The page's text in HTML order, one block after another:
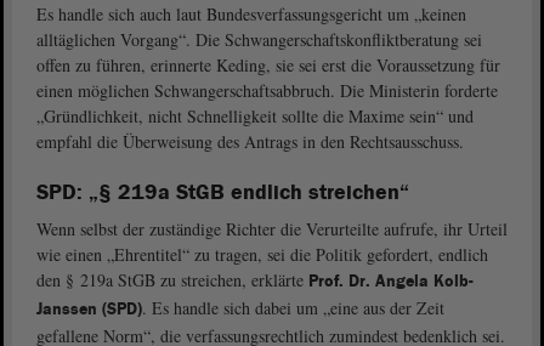
Es handle sich auch laut Bundesverfassungsgericht um „keinen
alltäglichen Vorgang“. Die Schwangerschaftskonfliktberatung sei
offen zu führen, erinnerte Keding, sie sei erst die Voraussetzung für
einen möglichen Schwangerschaftsabbruch. Die Ministerin forderte
„Gründlichkeit, nicht Schnelligkeit sollte die Maxime sein“ und
empfahl die Überweisung des Antrags in den Rechtsausschuss.
SPD: „§ 219a StGB endlich streichen“
Wenn selbst der zuständige Richter die Verurteilte aufrufe, ihr Urteil
wie einen „Ehrentitel“ zu tragen, sei die Politik gefordert, endlich
den § 219a StGB zu streichen, erklärte Prof. Dr. Angela Kolb-
Janssen (SPD). Es handle sich dabei um „eine aus der Zeit
gefallene Norm“, die verfassungsrechtlich zumindest bedenklich sei.